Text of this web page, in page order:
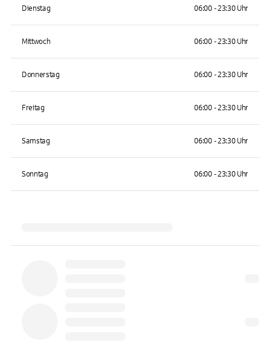
Dienstag 06:00 - 23:30 Uhr
Mittwoch 06:00 - 23:30 Uhr
Donnerstag 06:00 - 23:30 Uhr
Freitag 06:00 - 23:30 Uhr
Samstag 06:00 - 23:30 Uhr
Sonntag 06:00 - 23:30 Uhr